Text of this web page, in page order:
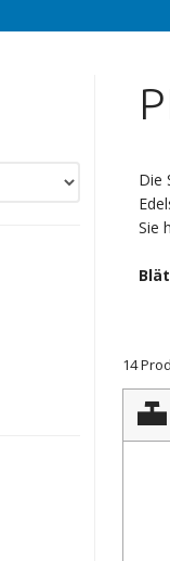
Die
Sie
14